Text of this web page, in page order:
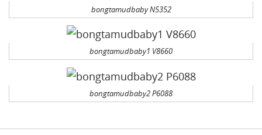
bongtamudbaby N5352
bongtamudbaby1 V8660
bongtamudbaby2 P6088